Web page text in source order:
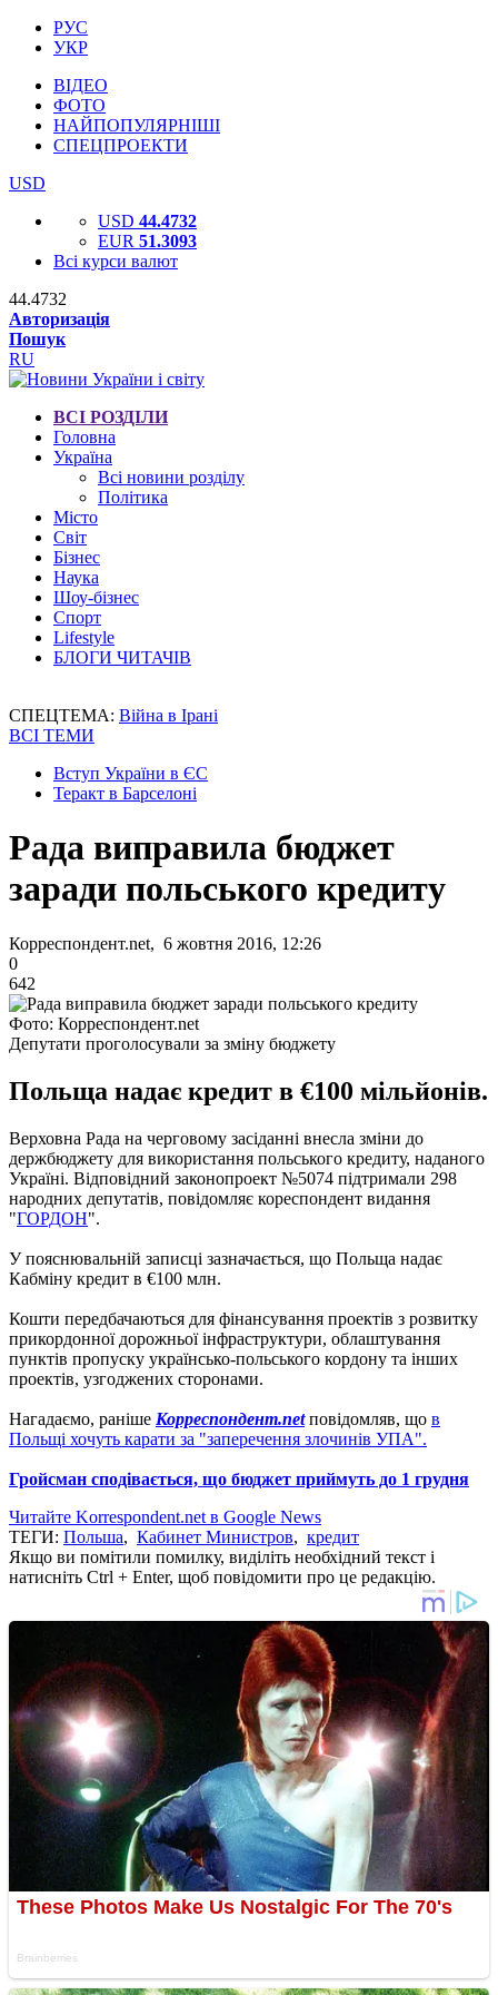
РУС
УКР
ВІДЕО
ФОТО
НАЙПОПУЛЯРНІШІ
СПЕЦПРОЕКТИ
USD
USD 44.4732
EUR 51.3093
Всі курси валют
44.4732
Авторизація
Пошук
RU
ВСІ РОЗДІЛИ
Головна
Україна
Всі новини розділу
Політика
Місто
Світ
Бізнес
Наука
Шоу-бізнес
Спорт
Lifestyle
БЛОГИ ЧИТАЧІВ
СПЕЦТЕМА: Війна в Ірані
ВСІ ТЕМИ
Вступ України в ЄС
Теракт в Барселоні
Рада виправила бюджет
заради польського кредиту
Корреспондент.net, 6 жовтня 2016, 12:26
0
642
Фото: Корреспондент.net
Депутати проголосували за зміну бюджету
Польща надає кредит в €100 мільйонів.
Верховна Рада на черговому засіданні внесла зміни до
держбюджету для використання польського кредиту, наданого
Україні. Відповідний законопроект №5074 підтримали 298
народних депутатів, повідомляє кореспондент видання
"ГОРДОН".
У пояснювальній записці зазначається, що Польща надає
Кабміну кредит в €100 млн.
Кошти передбачаються для фінансування проектів з розвитку
прикордонної дорожньої інфраструктури, облаштування
пунктів пропуску українсько-польського кордону та інших
проектів, узгоджених сторонами.
Нагадаємо, раніше Корреспондент.netповідомляв, що в
Польщі хочуть карати за "заперечення злочинів УПА".
Гройсман сподівається, що бюджет приймуть до 1 грудня
Читайте Korrespondent.net в Google News
ТЕГИ: Польша, Кабинет Министров, кредит
Якщо ви помітили помилку, виділіть необхідний текст і
натисніть Ctrl + Enter, щоб повідомити про це редакцію.